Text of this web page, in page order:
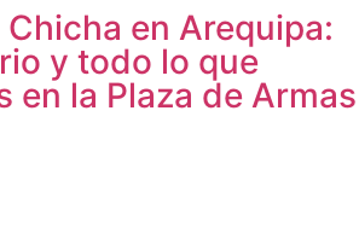
Chicha en Arequipa:
y todo lo que
en la Plaza de Armas